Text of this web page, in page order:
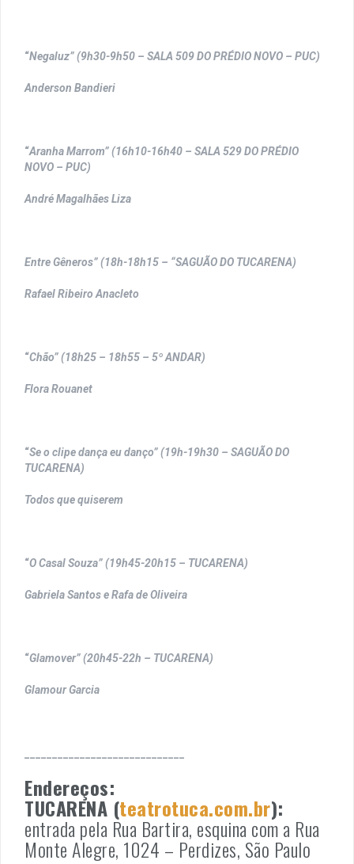
“Negaluz” (9h30-9h50 – SALA 509 DO PRÉDIO NOVO – PUC)
Anderson Bandieri
“Aranha Marrom” (16h10-16h40 – SALA 529 DO PRÉDIO
NOVO – PUC)
André Magalhães Liza
Entre Gêneros” (18h-18h15 – “SAGUÃO DO TUCARENA)
Rafael Ribeiro Anacleto
“Chão” (18h25 – 18h55 – 5º ANDAR)
Flora Rouanet
“Se o clipe dança eu danço” (19h-19h30 – SAGUÃO DO
TUCARENA)
Todos que quiserem
“O Casal Souza” (19h45-20h15 – TUCARENA)
Gabriela Santos e Rafa de Oliveira
“Glamover” (20h45-22h – TUCARENA)
Glamour Garcia
Endereços:
TUCARENA (teatrotuca.com.br):
entrada pela Rua Bartira, esquina com a Rua
Monte Alegre, 1024 – Perdizes, São Paulo